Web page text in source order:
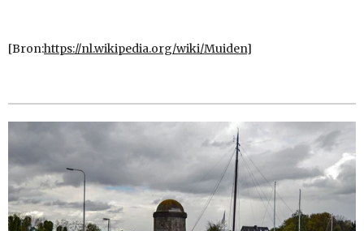
[Bron:https://nl.wikipedia.org/wiki/Muiden]